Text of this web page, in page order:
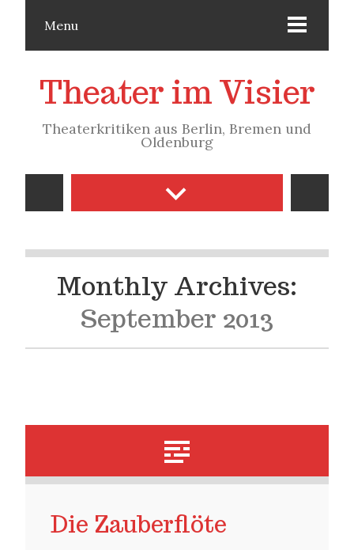
Menu
Theater im Visier
Theaterkritiken aus Berlin, Bremen und
Oldenburg
Monthly Archives:
September 2013
Die Zauberflöte